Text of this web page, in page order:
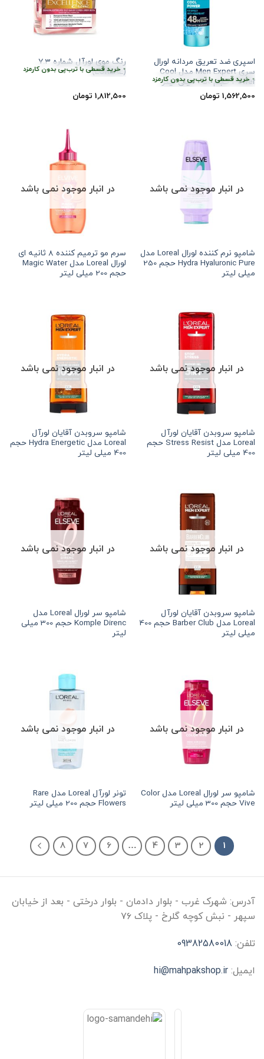
اسپری ضد تعریق مردانه لورال
سری Men Expert مدل Cool
Power حجم 250 میلی لیتر
خرید قسطی با ترب‌پی بدون کارمزد
1,562,500 تومان
رنگ موی لورآل شماره 7.3
(LOREAL)
هر قسط 453,125 خرید قسطی با ترب‌پی بدون کارمزد کارمزد
1,812,500 تومان
در انبار موجود نمی باشد
شامپو نرم کننده لورال Loreal مدل
Hydra Hyaluronic Pure حجم 250
میلی لیتر
در انبار موجود نمی باشد
سرم مو ترمیم کننده 8 ثانیه ای
لورال Loreal مدل Magic Water
حجم 200 میلی لیتر
در انبار موجود نمی باشد
شامپو سروبدن آقایان لورآل
Loreal مدل Stress Resist حجم
400 میلی لیتر
در انبار موجود نمی باشد
شامپو سروبدن آقایان لورآل
Loreal مدل Hydra Energetic حجم
400 میلی لیتر
در انبار موجود نمی باشد
شامپو سروبدن آقایان لورآل
Loreal مدل Barber Club حجم 400
میلی لیتر
در انبار موجود نمی باشد
شامپو سر لورال Loreal مدل
Komple Direnc حجم 300 میلی
لیتر
در انبار موجود نمی باشد
شامپو سر لورال Loreal مدل Color
Vive حجم 300 میلی لیتر
در انبار موجود نمی باشد
تونر لورآل Loreal مدل Rare
Flowers حجم 200 میلی لیتر
1
2
3
4
…
6
7
8
آدرس: شهرک غرب - بلوار دادمان - بلوار درختی - بعد از خیابان
سپهر - نبش کوچه گلرخ - پلاک ۷۶
تلفن: 09382580018
ایمیل: hi@mahpakshop.ir